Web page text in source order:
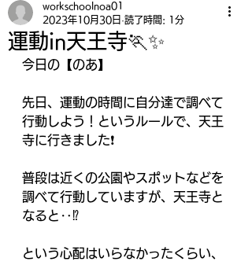
運動in天王寺🏃✨
workschoolnoa01
2023年10月30日 読了時間: 1分
今日の【のあ】
先日、運動の時間に自分達で調べて
行動しよう！というルールで、天王
寺に行きました❗️
普段は近くの公園やスポットなどを
調べて行動していますが、天王寺と
なると‥⁉️
という心配はいらなかったくらい、